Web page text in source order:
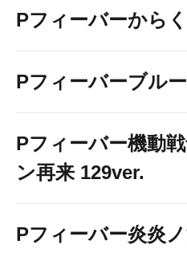
Pフィーバーから
Pフィーバーブル
Pフィーバー機動
ン再来 129ver.
Pフィーバー炎炎